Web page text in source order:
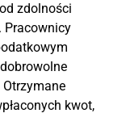
zdolności
Pracownicy
kwot,